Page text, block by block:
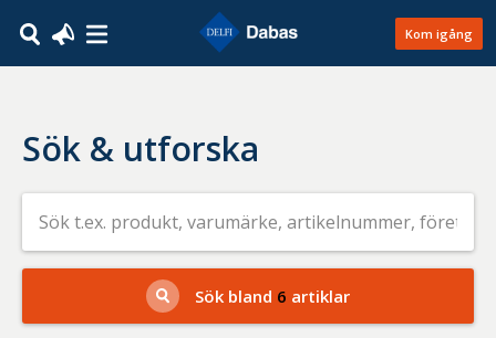
Kom igång
Sök & utforska
Sök
efter
livsmedel
på
t.ex.
produkt,
varumärke,
artikelnummer,
Sök bland 6 artiklar